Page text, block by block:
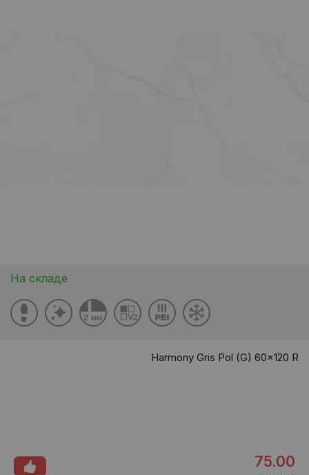
На складе
Harmony Gris Pol (G) 60x120 R
75.00